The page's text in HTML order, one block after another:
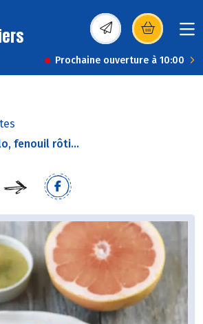
(s’ouvre dans une
Prochaine ouverture à 10:00
fenouil rôti...